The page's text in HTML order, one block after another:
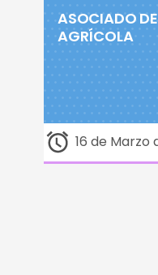
ASOCIADO
AGRÍCOLA
16 de Marzo